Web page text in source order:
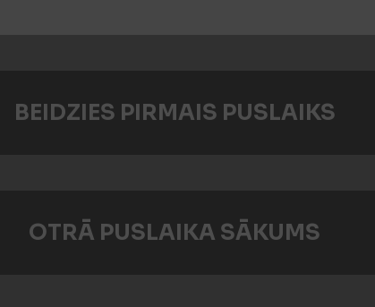
BEIDZIES PIRMAIS PUSLAIKS
OTRĀ PUSLAIKA SĀKUMS